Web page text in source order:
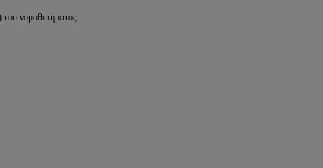
του νομοθετήματος